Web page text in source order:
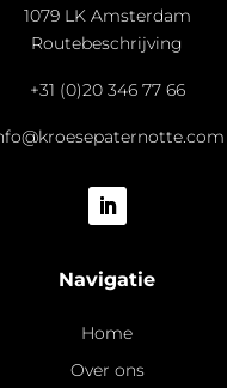
1079 LK Amsterdam
Routebeschrijving
+31 (0)20 346 77 66
Navigatie
Home
Over ons